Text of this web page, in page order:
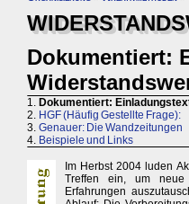
Dokumentiert:
1. Dokumentiert:
2. HGF (Häufig Gestellte Frage):
3. Genauer: Die Wandzeitungen
4. Beispiele und Links
Im Herbst 2004 luden
Treffen ein, um neue
Erfahrungen